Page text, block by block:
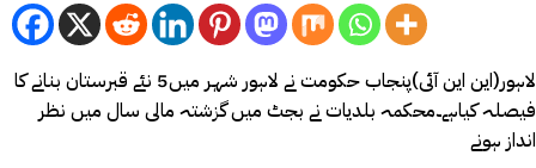
لاہور(این این آئی)پنجاب حکومت نے لاہور شہر میں5 نئے قبرستان بنانے کا
فیصلہ کیاہے۔محکمہ بلدیات نے بجٹ میں گزشتہ مالی سال میں نظر
انداز ہونے